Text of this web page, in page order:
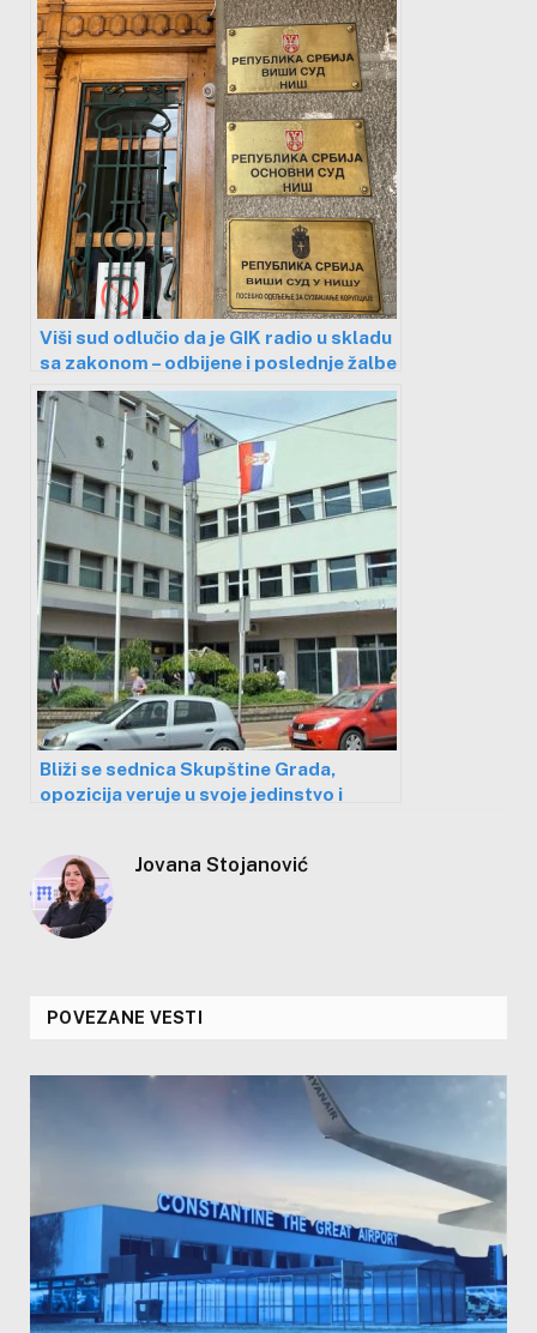
Viši sud odlučio da je GIK radio u skladu
sa zakonom – odbijene i poslednje žalbe
opozicije
Bliži se sednica Skupštine Grada,
opozicija veruje u svoje jedinstvo i
Jovana Stojanović
POVEZANE VESTI